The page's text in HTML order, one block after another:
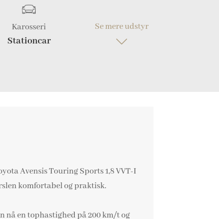
Karosseri
Stationcar
Se mere udstyr
Avensis Touring Sports 1,8 VVT-I
komfortabel og praktisk.
nå en tophastighed på 200 km/t og